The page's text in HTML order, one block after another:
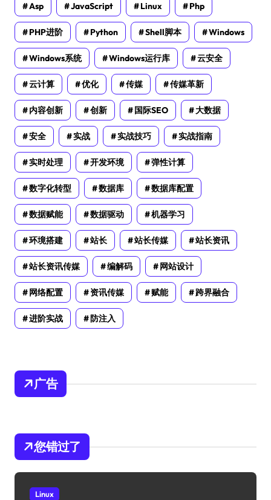
Asp JavaScript Linux Php
PHP进阶 Python Shell脚本 Windows
Windows系统 Windows运行库 云安全
云计算 优化 传媒 传媒革新
内容创新 创新 国际SEO 大数据
安全 实战 实战技巧 实战指南
实时处理 开发环境 弹性计算
数字化转型 数据库 数据库配置
数据赋能 数据驱动 机器学习
环境搭建 站长 站长传媒 站长资讯
站长资讯传媒 编解码 网站设计
网络配置 资讯传媒 赋能 跨界融合
进阶实战 防注入
广告
您错过了
Linux